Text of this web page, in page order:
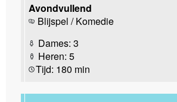
Avondvullend
Blijspel / Komedie
Dames: 3
Heren: 5
Tijd: 180 min